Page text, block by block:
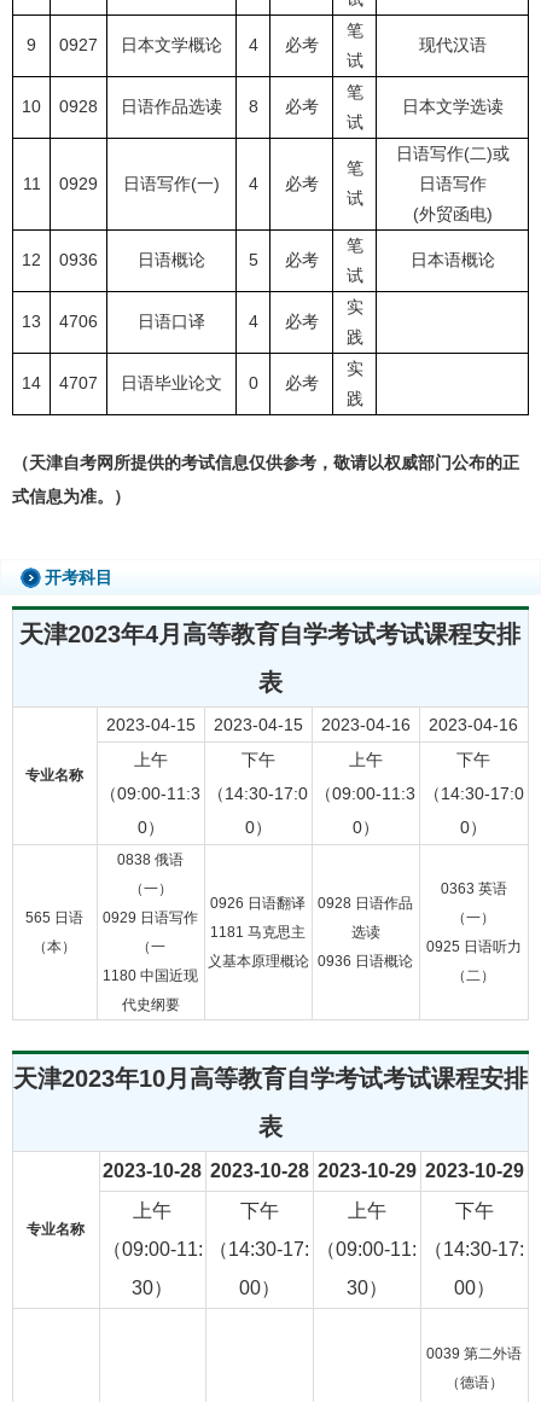
9 0927 日本文学概论 4 必考
笔
试
现代汉语
10 0928 日语作品选读 8 必考
笔
试
日本文学选读
11 0929 日语写作(一) 4 必考
笔
试
日语写作(二)或
日语写作
(外贸函电)
12 0936 日语概论 5 必考
笔
试
日本语概论
13 4706 日语口译 4 必考
实
践
14 4707 日语毕业论文 0 必考
实
践
（天津自考网所提供的考试信息仅供参考，敬请以权威部门公布的正
式信息为准。）
开考科目
天津2023年4月高等教育自学考试考试课程安排
表
专业名称
2023-04-15 2023-04-15 2023-04-16
2023-04-16
上午
（09:00-11:3
0）
下午
（14:30-17:0
0）
上午
（09:00-11:3
0）
下午
（14:30-17:0
0）
565 日语
（本）
0838 俄语
（一）
0929 日语写作
（一
1180 中国近现
代史纲要
0926 日语翻译
1181 马克思主
义基本原理概论
0928 日语作品
选读
0936 日语概论
0363 英语
（一）
0925 日语听力
（二）
天津2023年10月高等教育自学考试考试课程安排
表
专业名称
2023-10-28 2023-10-28 2023-10-29 2023-10-29
上午
（09:00-11:
30）
下午
（14:30-17:
00）
上午
（09:00-11:
30）
下午
（14:30-17:
00）
0039 第二外语
（德语）